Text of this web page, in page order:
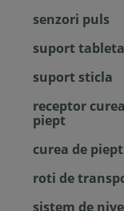
senzori puls
suport tableta
suport sticla
receptor
piept
curea de
roti de
sistem de